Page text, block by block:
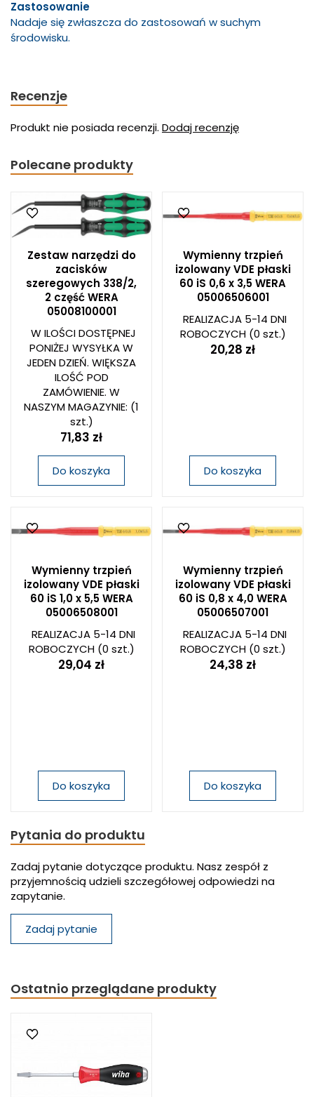
Zastosowanie
Nadaje się zwłaszcza do zastosowań w suchym
środowisku.
Recenzje
Produkt nie posiada recenzji. Dodaj recenzję
Polecane produkty
Zestaw narzędzi do
zacisków
szeregowych 338/2,
2 część WERA
05008100001
W ILOŚCI DOSTĘPNEJ
PONIŻEJ WYSYŁKA W
JEDEN DZIEŃ. WIĘKSZA
ILOŚĆ POD
ZAMÓWIENIE. W
NASZYM MAGAZYNIE: (1
szt.)
71,83 zł
Do koszyka
Wymienny trzpień
izolowany VDE płaski
60 iS 0,6 x 3,5 WERA
05006506001
REALIZACJA 5-14 DNI
ROBOCZYCH(0 szt.)
20,28 zł
Do koszyka
Wymienny trzpień
izolowany VDE płaski
60 iS 1,0 x 5,5 WERA
05006508001
REALIZACJA 5-14 DNI
ROBOCZYCH(0 szt.)
29,04 zł
Do koszyka
Wymienny trzpień
izolowany VDE płaski
60 iS 0,8 x 4,0 WERA
05006507001
REALIZACJA 5-14 DNI
ROBOCZYCH(0 szt.)
24,38 zł
Do koszyka
Pytania do produktu
Zadaj pytanie dotyczące produktu. Nasz zespół z
przyjemnością udzieli szczegółowej odpowiedzi na
zapytanie.
Zadaj pytanie
Ostatnio przeglądane produkty